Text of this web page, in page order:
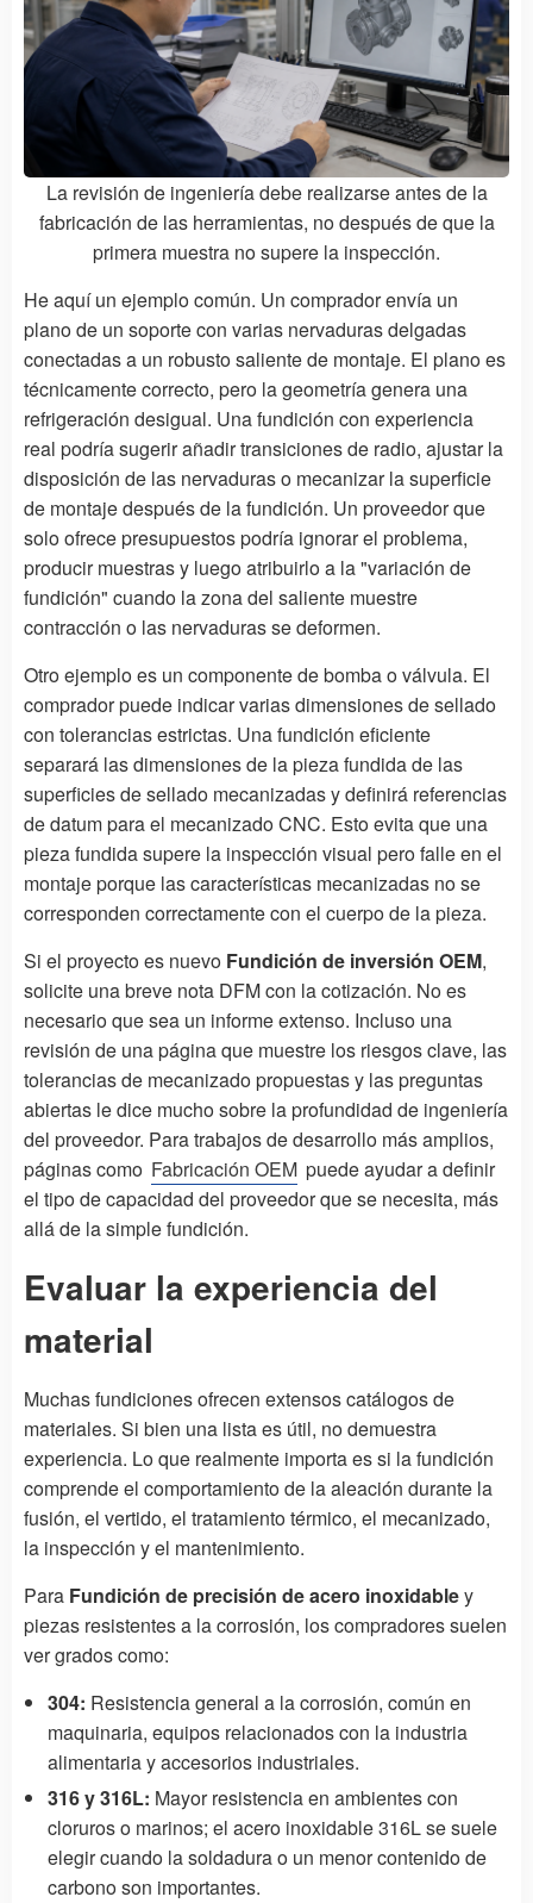
La revisión de ingeniería debe realizarse antes de la
fabricación de las herramientas, no después de que la
primera muestra no supere la inspección.
He aquí un ejemplo común. Un comprador envía un
plano de un soporte con varias nervaduras delgadas
conectadas a un robusto saliente de montaje. El plano es
técnicamente correcto, pero la geometría genera una
refrigeración desigual. Una fundición con experiencia
real podría sugerir añadir transiciones de radio, ajustar la
disposición de las nervaduras o mecanizar la superficie
de montaje después de la fundición. Un proveedor que
solo ofrece presupuestos podría ignorar el problema,
producir muestras y luego atribuirlo a la "variación de
fundición" cuando la zona del saliente muestre
contracción o las nervaduras se deformen.
Otro ejemplo es un componente de bomba o válvula. El
comprador puede indicar varias dimensiones de sellado
con tolerancias estrictas. Una fundición eficiente
separará las dimensiones de la pieza fundida de las
superficies de sellado mecanizadas y definirá referencias
de datum para el mecanizado CNC. Esto evita que una
pieza fundida supere la inspección visual pero falle en el
montaje porque las características mecanizadas no se
corresponden correctamente con el cuerpo de la pieza.
Si el proyecto es nuevo Fundición de inversión OEM,
solicite una breve nota DFM con la cotización. No es
necesario que sea un informe extenso. Incluso una
revisión de una página que muestre los riesgos clave, las
tolerancias de mecanizado propuestas y las preguntas
abiertas le dice mucho sobre la profundidad de ingeniería
del proveedor. Para trabajos de desarrollo más amplios,
páginas como Fabricación OEM puede ayudar a definir
el tipo de capacidad del proveedor que se necesita, más
allá de la simple fundición.
Evaluar la experiencia del
material
Muchas fundiciones ofrecen extensos catálogos de
materiales. Si bien una lista es útil, no demuestra
experiencia. Lo que realmente importa es si la fundición
comprende el comportamiento de la aleación durante la
fusión, el vertido, el tratamiento térmico, el mecanizado,
la inspección y el mantenimiento.
Para Fundición de precisión de acero inoxidabley
piezas resistentes a la corrosión, los compradores suelen
ver grados como:
304: Resistencia general a la corrosión, común en
maquinaria, equipos relacionados con la industria
alimentaria y accesorios industriales.
316 y 316L: Mayor resistencia en ambientes con
cloruros o marinos; el acero inoxidable 316L se suele
elegir cuando la soldadura o un menor contenido de
carbono son importantes.